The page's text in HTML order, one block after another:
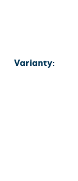
Varianty: